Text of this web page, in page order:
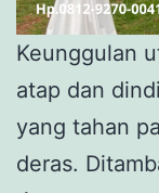
Keunggulan
atap dan
yang tahan
deras.